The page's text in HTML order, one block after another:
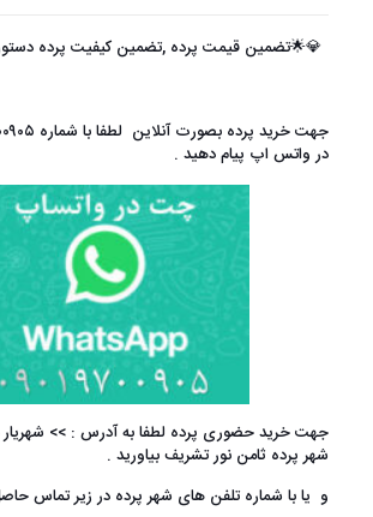
💎🌟تضمین قیمت پرده ,تضمین کیفیت پرده
جهت خرید پرده بصورت آنلاین لطفا با شماره
در واتس اپ پیام دهید .
جهت خرید حضوری پرده لطفا به آدرس : >>
شهر پرده ثامن نورتشریف بیاورید .
و یا با شماره تلفن های شهر پرده در زیر تماس